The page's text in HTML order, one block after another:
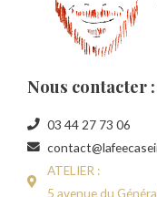
Nous contacter :
03 44 27 73 06
ATELIER :
5 avenue du